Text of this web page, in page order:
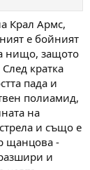
тази пушка ,я
Крал Армс,
е бойният
нищо, защото
кратка
пада и
полиамид,
на
и също е
щанцова -
и